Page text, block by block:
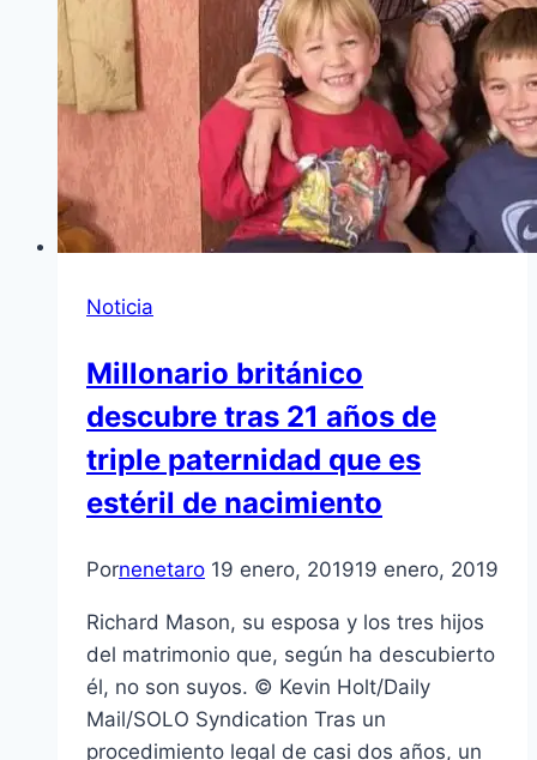
Noticia
Millonario británico
descubre tras 21 años de
triple paternidad que es
estéril de nacimiento
Pornenetaro 19 enero, 201919 enero, 2019
Richard Mason, su esposa y los tres hijos
del matrimonio que, según ha descubierto
él, no son suyos. © Kevin Holt/Daily
Mail/SOLO Syndication Tras un
procedimiento legal de casi dos años, un